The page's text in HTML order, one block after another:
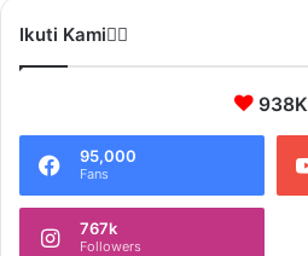
Ikuti Kami❤️‍🔥
938K
95,000
Fans
767k
Followers